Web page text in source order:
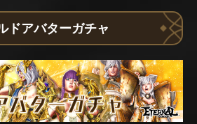
ドアバターガチャ